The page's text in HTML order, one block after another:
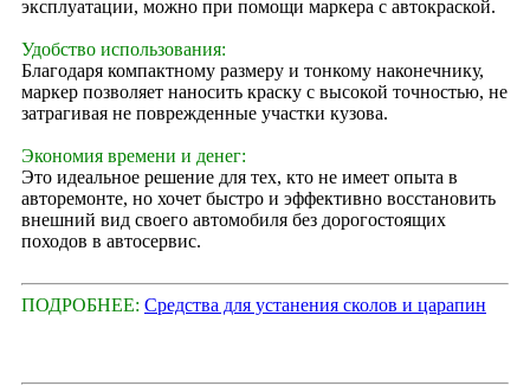
эксплуатации, можно при помощи маркера с автокраской.
Удобство использования:
Благодаря компактному размеру и тонкому наконечнику,
маркер позволяет наносить краску с высокой точностью, не
затрагивая не поврежденные участки кузова.
Экономия времени и денег:
Это идеальное решение для тех, кто не имеет опыта в
авторемонте, но хочет быстро и эффективно восстановить
внешний вид своего автомобиля без дорогостоящих
походов в автосервис.
ПОДРОБНЕЕ: Средства для устанения сколов и царапин